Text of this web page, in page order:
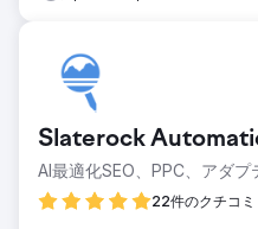
Slaterock
AI最適化SEO、PPC、アダ
22件のクチコミ